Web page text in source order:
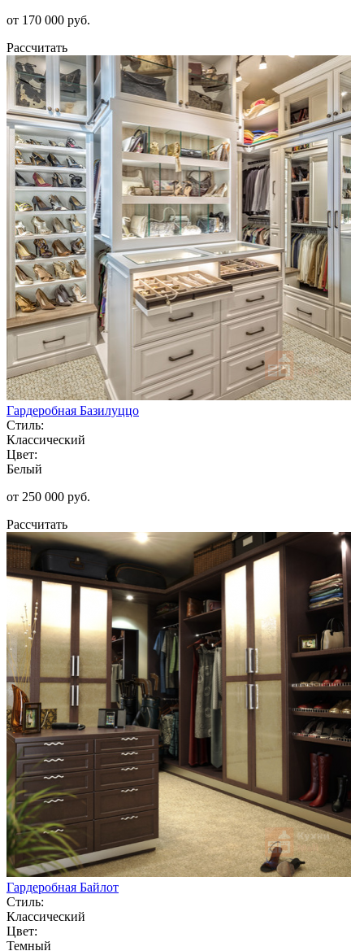
от 170 000 руб.
Рассчитать
Гардеробная Базилуццо
Стиль:
Классический
Цвет:
Белый
от 250 000 руб.
Рассчитать
Гардеробная Байлот
Стиль:
Классический
Цвет:
Темный